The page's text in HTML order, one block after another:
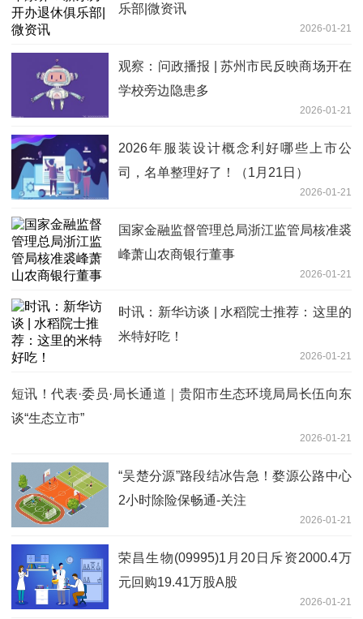
乐部|微资讯
2026-01-21
观察：问政播报 | 苏州市民反映商场开在
学校旁边隐患多
2026-01-21
2026年服装设计概念利好哪些上市公
司，名单整理好了！（1月21日）
2026-01-21
国家金融监督管理总局浙江监管局核准裘
峰萧山农商银行董事
2026-01-21
时讯：新华访谈 | 水稻院士推荐：这里的
米特好吃！
2026-01-21
短讯！代表·委员·局长通道｜贵阳市生态环境局局长伍向东
谈“生态立市”
2026-01-21
“吴楚分源”路段结冰告急！婺源公路中心
2小时除险保畅通-关注
2026-01-21
荣昌生物(09995)1月20日斥资2000.4万
元回购19.41万股A股
2026-01-21